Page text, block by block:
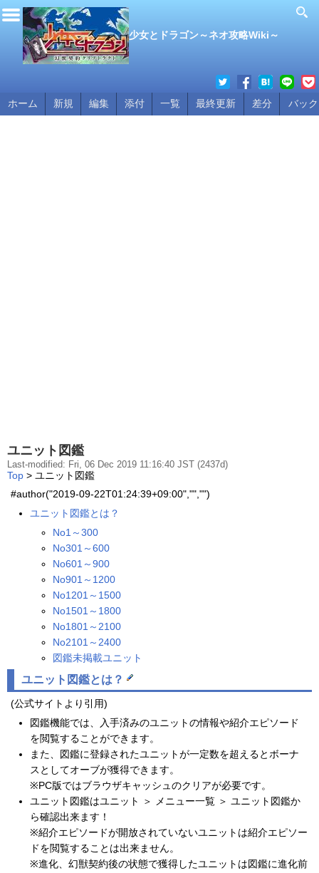
少女とドラゴン～ネオ攻略Wiki～
ホーム 新規 編集 添付 一覧 最終更新 差分 バッ
ユニット図鑑
Last-modified: Fri, 06 Dec 2019 11:16:40 JST (2437d)
Top > ユニット図鑑
#author("2019-09-22T01:24:39+09:00","","")
ユニット図鑑とは？
No1～300
No301～600
No601～900
No901～1200
No1201～1500
No1501～1800
No1801～2100
No2101～2400
図鑑未掲載ユニット
ユニット図鑑とは？
(公式サイトより引用)
図鑑機能では、入手済みのユニットの情報や紹介エピソード
を閲覧することができます。
また、図鑑に登録されたユニットが一定数を超えるとボーナ
スとしてオーブが獲得できます。
※PC版ではブラウザキャッシュのクリアが必要です。
ユニット図鑑はユニット ＞ メニュー一覧 ＞ ユニット図鑑か
ら確認出来ます！
※紹介エピソードが開放されていないユニットは紹介エピソー
ドを閲覧することは出来ません。
※進化、幻獣契約後の状態で獲得したユニットは図鑑に進化前